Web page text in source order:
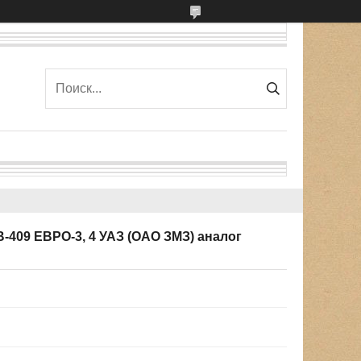
409 ЕВРО-3, 4 УАЗ (ОАО ЗМЗ) аналог